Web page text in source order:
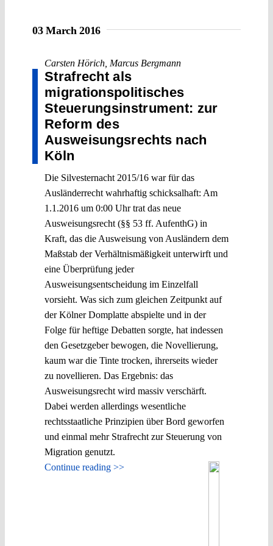
03 March 2016
Carsten Hörich Marcus Bergmann
Strafrecht als
migrationspolitisches
Steuerungsinstrument: zur
Reform des
Ausweisungsrechts nach
Köln
Die Silvesternacht 2015/16 war für das
Ausländerrecht wahrhaftig schicksalhaft: Am
1.1.2016 um 0:00 Uhr trat das neue
Ausweisungsrecht (§§ 53 ff. AufenthG) in
Kraft, das die Ausweisung von Ausländern dem
Maßstab der Verhältnismäßigkeit unterwirft und
eine Überprüfung jeder
Ausweisungsentscheidung im Einzelfall
vorsieht. Was sich zum gleichen Zeitpunkt auf
der Kölner Domplatte abspielte und in der
Folge für heftige Debatten sorgte, hat indessen
den Gesetzgeber bewogen, die Novellierung,
kaum war die Tinte trocken, ihrerseits wieder
zu novellieren. Das Ergebnis: das
Ausweisungsrecht wird massiv verschärft.
Dabei werden allerdings wesentliche
rechtsstaatliche Prinzipien über Bord geworfen
und einmal mehr Strafrecht zur Steuerung von
Migration genutzt.
Continue reading >>